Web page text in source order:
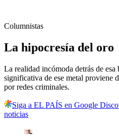
Columnistas
La hipocresía del oro
La realidad incómoda detrás de esa
significativa de ese metal proviene
por redes criminales.
Siga a EL PAÍS en Google
noticias